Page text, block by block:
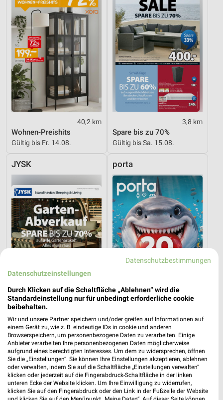
40,2 km
Wohnen-Preishits
Gültig bis Fr. 14.08.
3,8 km
Spare bis zu 70%
Gültig bis Sa. 15.08.
JYSK
Gartenabverkauf
Gültig bis Sa. 15.08.
porta
Angebote ab 03.08.
Noch heute gültig
porta porta
Datenschutzbestimmungen
Datenschutzeinstellungen
Durch Klicken auf die Schaltfläche „Ablehnen“ wird die
Standardeinstellung nur für unbedingt erforderliche cookie
beibehalten.
Wir und unsere Partner speichern und/oder greifen auf Informationen auf
einem Gerät zu, wie z. B. eindeutige IDs in cookie und anderen
Browserspeichern, um personenbezogene Daten zu verarbeiten. Einige
Anbieter verarbeiten Ihre personenbezogenen Daten möglicherweise
aufgrund eines berechtigten Interesses. Um dem zu widersprechen, öffnen
Sie die „Einstellungen“. Sie können Ihre Einstellungen akzeptieren, ablehnen
oder verwalten, indem Sie auf die Schaltfläche „Einstellungen verwalten“
klicken oder jederzeit auf die Fingerabdruck-Schaltfläche in der linken
unteren Ecke der Website klicken. Um Ihre Einwilligung zu widerrufen,
klicken Sie auf den Fingerabdruck oder den Link in der Fußzeile der Website